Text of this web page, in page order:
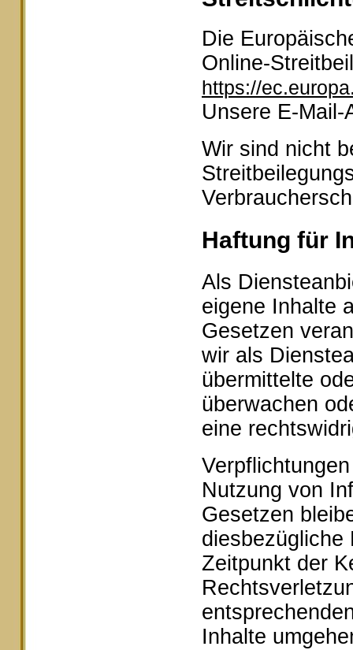
Die
Online-
https://
Unsere E-
Wir sind nicht
Haftung für
Als
eigene Inhalte
Gesetzen
wir als
übermittelte
überwachen
eine
Nutzung von
Gesetzen
diesbezügliche
Zeitpunkt der
Inhalte